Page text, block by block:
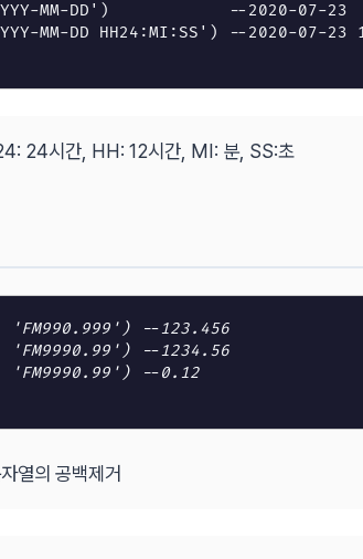
MM-DD' )
--2020-07-23
MM-DD HH24:MI:SS' )
--2020-07-23
24시간, HH: 12시간, MI: 분, SS:초
'FM990.999' )
--123.456
'FM9990.99' )
--1234.56
'FM9990.99' )
--0.12
열의 공백제거